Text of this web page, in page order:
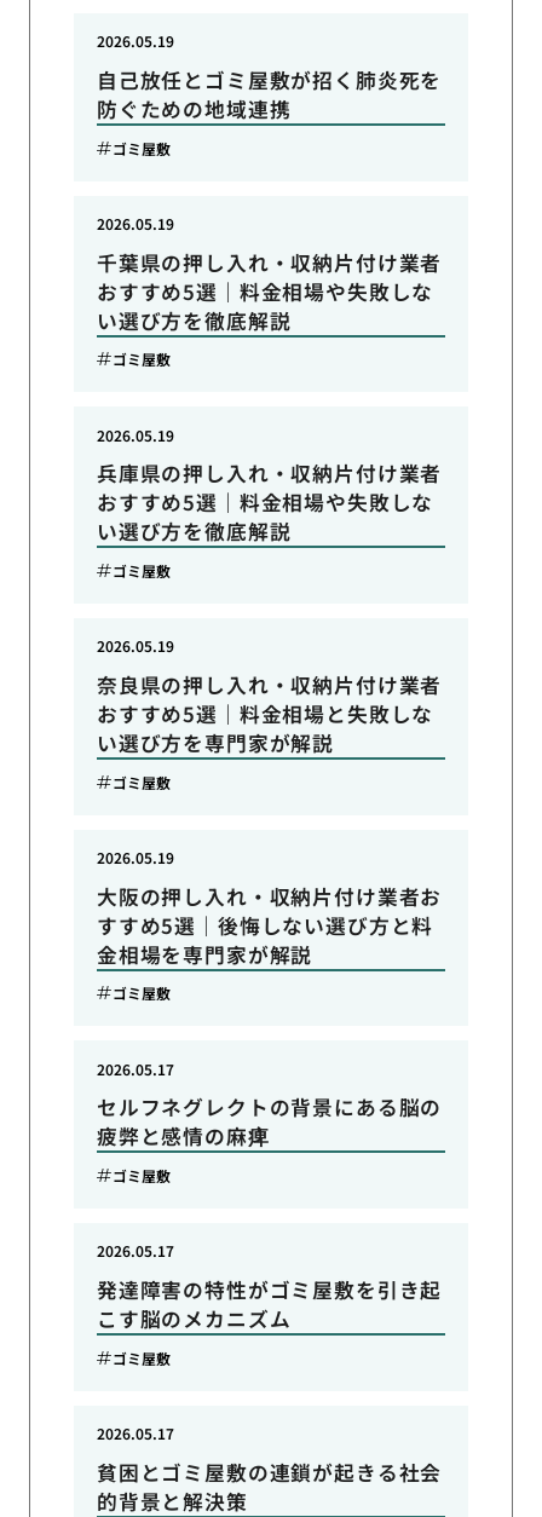
自己放任とゴミ屋敷が招く肺炎死を
防ぐための地域連携
2026.05.19
ゴミ屋敷
千葉県の押し入れ・収納片付け業者
おすすめ5選｜料金相場や失敗しな
い選び方を徹底解説
2026.05.19
ゴミ屋敷
兵庫県の押し入れ・収納片付け業者
おすすめ5選｜料金相場や失敗しな
い選び方を徹底解説
2026.05.19
ゴミ屋敷
奈良県の押し入れ・収納片付け業者
おすすめ5選｜料金相場と失敗しな
い選び方を専門家が解説
2026.05.19
ゴミ屋敷
大阪の押し入れ・収納片付け業者お
すすめ5選｜後悔しない選び方と料
金相場を専門家が解説
2026.05.19
ゴミ屋敷
セルフネグレクトの背景にある脳の
疲弊と感情の麻痺
2026.05.17
ゴミ屋敷
発達障害の特性がゴミ屋敷を引き起
こす脳のメカニズム
2026.05.17
ゴミ屋敷
貧困とゴミ屋敷の連鎖が起きる社会
的背景と解決策
2026.05.17